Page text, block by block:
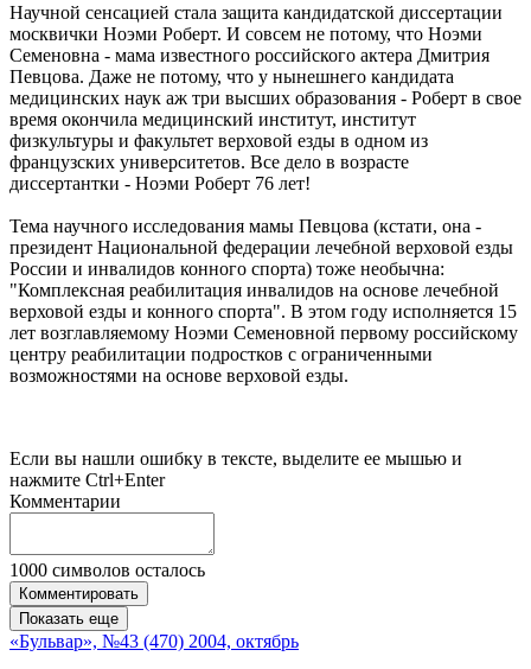
Научной сенсацией стала защита кандидатской диссертации
москвички Ноэми Роберт. И совсем не потому, что Ноэми
Семеновна - мама известного российского актера Дмитрия
Певцова. Даже не потому, что у нынешнего кандидата
медицинских наук аж три высших образования - Роберт в свое
время окончила медицинский институт, институт
физкультуры и факультет верховой езды в одном из
французских университетов. Все дело в возрасте
диссертантки - Ноэми Роберт 76 лет!
Тема научного исследования мамы Певцова (кстати, она -
президент Национальной федерации лечебной верховой езды
России и инвалидов конного спорта) тоже необычна:
"Комплексная реабилитация инвалидов на основе лечебной
верховой езды и конного спорта". В этом году исполняется 15
лет возглавляемому Ноэми Семеновной первому российскому
центру реабилитации подростков с ограниченными
возможностями на основе верховой езды.
Если вы нашли ошибку в тексте, выделите ее мышью и
нажмите Ctrl+Enter
Комментарии
1000 символов осталось
Комментировать
Показать еще
«Бульвар», №43 (470) 2004, октябрь